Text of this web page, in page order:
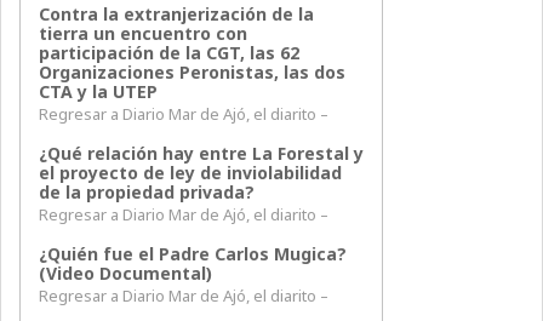
Contra la extranjerización de la
tierra un encuentro con
participación de la CGT, las 62
Organizaciones Peronistas, las dos
CTA y la UTEP
Regresar a Diario Mar de Ajó, el diarito –
¿Qué relación hay entre La Forestal y
el proyecto de ley de inviolabilidad
de la propiedad privada?
Regresar a Diario Mar de Ajó, el diarito –
¿Quién fue el Padre Carlos Mugica?
(Video Documental)
Regresar a Diario Mar de Ajó, el diarito –